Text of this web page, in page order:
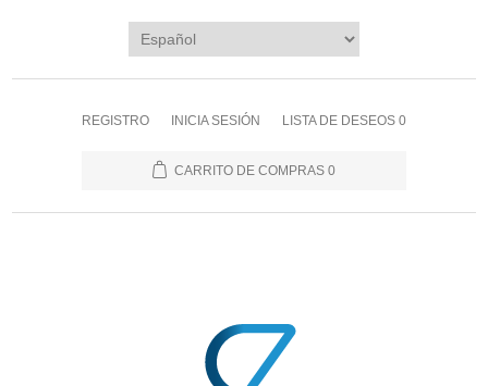
REGISTRO INICIA SESIÓN LISTA DE DESEOS 0
CARRITO DE COMPRAS 0